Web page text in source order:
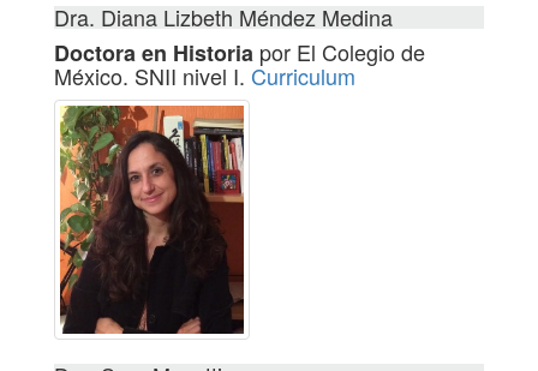
Dra. Diana Lizbeth Méndez Medina
Doctora en Historia por El Colegio de
México. SNII nivel I. Curriculum